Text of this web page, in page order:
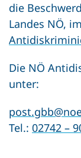
die
Landes NÖ,
Die NÖ
unter:
Tel.: 02742 –